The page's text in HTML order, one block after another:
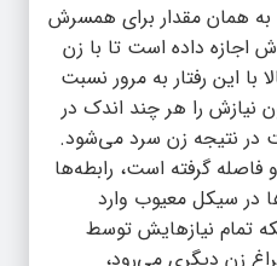
همان مقدار برای همسرش
اجازه داده است تا با زن
این رفتار به مرور نسبت
را هر چند اندک در
در نتیجه زن سرد می‌شود.
گرفته است، رابطه‌ها
در سیکل معیوب وارد
تمام نیازهایش توسط
زن دیگری می‌رود،